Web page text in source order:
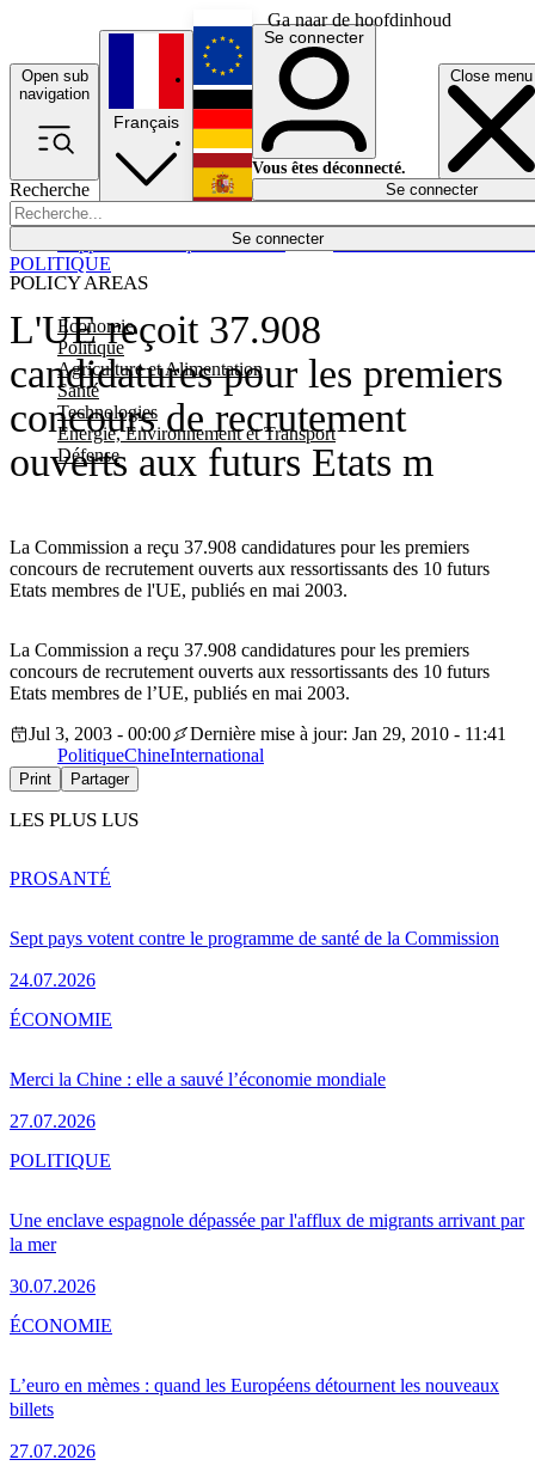
Ga naar de hoofdinhoud
Open sub
navigation
Close menu
Recherche
Se connecter
POLICY AREAS
Economie
Politique
Agriculture et Alimentation
Santé
Technologies
Energie, Environnement et Transport
Défense
Économie
Français
English
Deutsch
Español
Se connecter
Vous êtes déconnecté.
Se connecter
L'UE reçoit 37.908
candidatures pour les premiers
concours de recrutement
ouverts aux futurs Etats m
La Commission a reçu 37.908 candidatures pour les premiers
concours de recrutement ouverts aux ressortissants des 10 futurs
Etats membres de l'UE, publiés en mai 2003.
POLITIQUE
La Commission a reçu 37.908 candidatures pour les premiers
concours de recrutement ouverts aux ressortissants des 10 futurs
Etats membres de l’UE, publiés en mai 2003.
Jul 3, 2003 - 00:00
Dernière mise à jour: Jan 29, 2010 - 11:41
PolitiqueChineInternational
Print Partager
LES PLUS LUS
Sept pays votent contre le programme de santé de la Commission
24.07.2026
PROSANTÉ
Merci la Chine : elle a sauvé l’économie mondiale
27.07.2026
ÉCONOMIE
Une enclave espagnole dépassée par l'afflux de migrants arrivant par
la mer
30.07.2026
POLITIQUE
L’euro en mèmes : quand les Européens détournent les nouveaux
billets
27.07.2026
ÉCONOMIE